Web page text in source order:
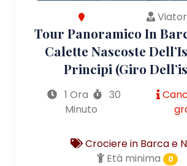
Tour Panoramico In
Calette Nascoste
Principi (giro
1 Ora
30
Minuto
Crociere in Barca e
Età minima
0